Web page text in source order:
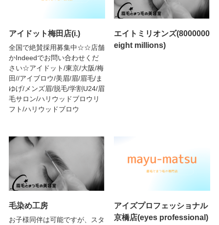
アイドット梅田店(i.)
全国で絶賛採用募集中☆☆店舗
かIndeedでお問い合わせくだ
さい☆アイドット/東京/大阪/梅
田//アイブロウ/美眉/眉/眉毛/ま
ゆげ/メンズ眉/脱毛/学割U24/眉
毛サロン/ハリウッドブロウリ
フト/ハリウッドブロウ
エイトミリオンズ(8000000
eight millions)
毛染め工房
お子様同伴は可能ですが、スタ
アイズプロフェッショナル
京橋店(eyes professional)